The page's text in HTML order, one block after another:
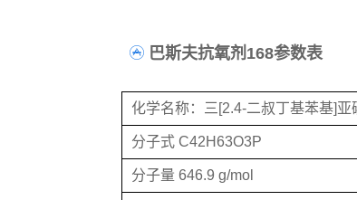
巴斯夫抗氧剂168参数表
化学名称：三[2.4-二叔丁基苯基]亚
分子式 C42H63O3P
分子量 646.9 g/mol